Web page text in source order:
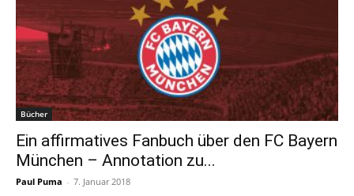
Bücher
Ein affirmatives Fanbuch über den FC Bayern
München – Annotation zu...
Paul Puma - 7. Januar 2018